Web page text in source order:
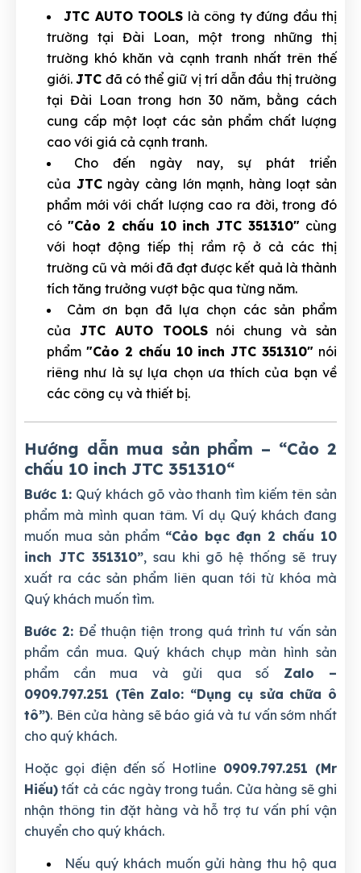
JTC AUTO TOOLS là công ty đứng đầu thị
trường tại Đài Loan, một trong những thị
trường khó khăn và cạnh tranh nhất trên thế
giới.JTC đã có thể giữ vị trí dẫn đầu thị trường
tại Đài Loan trong hơn 30 năm, bằng cách
cung cấp một loạt các sản phẩm chất lượng
cao với giá cả cạnh tranh.
Cho đến ngày nay, sự phát triển
của JTCngày càng lớn mạnh, hàng loạt sản
phẩm mới với chất lượng cao ra đời, trong đó
có "Cảo 2 chấu 10 inch JTC 351310" cùng
với hoạt động tiếp thị rầm rộ ở cả các thị
trường cũ và mới đã đạt được kết quả là thành
tích tăng trưởng vượt bậc qua từng năm.
Cảm ơn bạn đã lựa chọn các sản phẩm
của JTC AUTO TOOLSnói chung và sản
phẩm "Cảo 2 chấu 10 inch JTC 351310" nói
riêng như là sự lựa chọn ưa thích của bạn về
các công cụ và thiết bị.
Hướng dẫn mua sản phẩm – “Cảo 2
chấu 10 inch JTC 351310“
Bước 1:Quý khách gõ vào thanh tìm kiếm tên sản
phẩm mà mình quan tâm. Ví dụ Quý khách đang
muốn mua sản phẩm “Cảo bạc đạn 2 chấu 10
inch JTC 351310”, sau khi gõ hệ thống sẽ truy
xuất ra các sản phẩm liên quan tới từ khóa mà
Quý khách muốn tìm.
Bước 2: Để thuận tiện trong quá trình tư vấn sản
phẩm cần mua. Quý khách chụp màn hình sản
phẩm cần mua và gửi qua số Zalo –
0909.797.251 (Tên Zalo: “Dụng cụ sửa chữa ô
tô”). Bên cửa hàng sẽ báo giá và tư vấn sớm nhất
cho quý khách.
Hoặc gọi điện đến số Hotline 0909.797.251 (Mr
Hiếu) tất cả các ngày trong tuần. Cửa hàng sẽ ghi
nhận thông tin đặt hàng và hỗ trợ tư vấn phí vận
chuyển cho quý khách.
Nếu quý khách muốn gửi hàng thu hộ qua